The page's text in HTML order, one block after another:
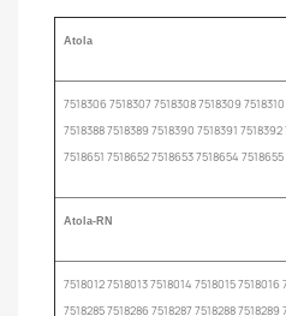
Atola
7518306 7518307 7518308 7518309
7518388 7518389 7518390 7518391
7518651 7518652 7518653 7518654
Atola-RN
7518012 7518013 7518014 7518015 7518016
7518285 7518286 7518287 7518288